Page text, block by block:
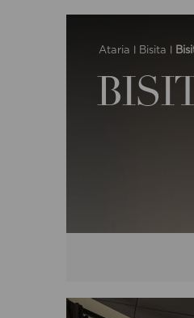
Ataria Bisita